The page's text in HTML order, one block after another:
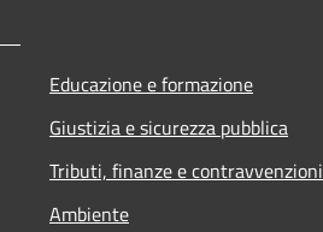
Educazione e formazione
Giustizia e sicurezza pubblica
Tributi, finanze e contravvenzioni
Ambiente